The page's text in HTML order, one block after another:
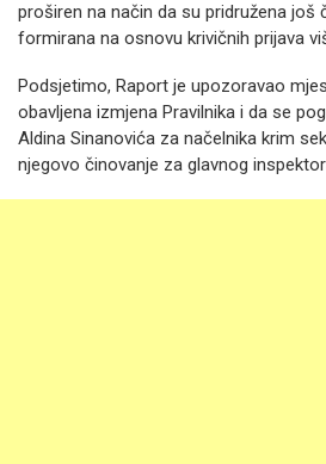
proširen na način da su pridružena još
formirana na osnovu krivičnih prijava
Podsjetimo, Raport je upozoravao
obavljena izmjena Pravilnika i da se
Aldina Sinanovića za načelnika krim
njegovo činovanje za glavnog